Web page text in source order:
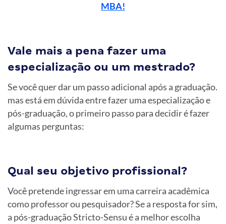
MBA!
Vale mais a pena fazer uma
especialização ou um mestrado?
Se você quer dar um passo adicional após a graduação.
mas está em dúvida entre fazer uma especialização e
pós-graduação, o primeiro passo para decidir é fazer
algumas perguntas:
Qual seu objetivo profissional?
Você pretende ingressar em uma carreira acadêmica
como professor ou pesquisador? Se a resposta for sim,
a pós-graduação Stricto-Sensu é a melhor escolha